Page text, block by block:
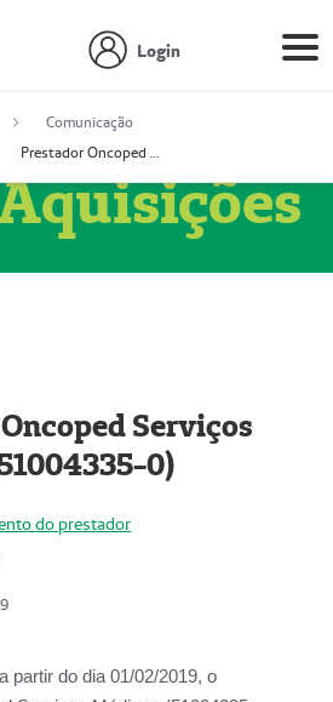
Login
Comunicação
Prestador Oncoped Serviços Médicos (51004335-0)
Serviços
0)
do prestador
partir do dia 01/02/2019, o